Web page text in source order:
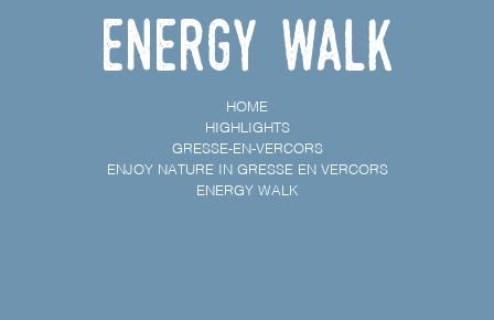
Energy walk
HOME
HIGHLIGHTS
GRESSE-EN-VERCORS
ENJOY NATURE IN GRESSE EN VERCORS
ENERGY WALK